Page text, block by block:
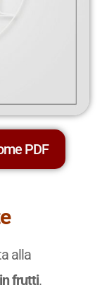
PDF
alla
frutti.